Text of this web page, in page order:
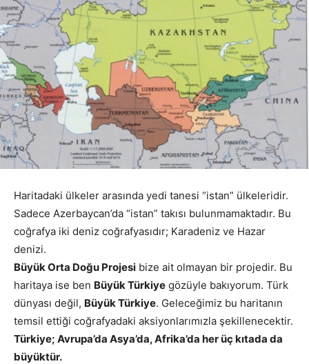
Haritadaki ülkeler arasında yedi tanesi “istan” ülkeleridir.
Sadece Azerbaycan’da “istan” takısı bulunmamaktadır. Bu
coğrafya iki deniz coğrafyasıdır; Karadeniz ve Hazar
denizi.
Büyük Orta Doğu Projesi bize ait olmayan bir projedir. Bu
haritaya ise ben Büyük Türkiye gözüyle bakıyorum. Türk
dünyası değil, Büyük Türkiye. Geleceğimiz bu haritanın
temsil ettiği coğrafyadaki aksiyonlarımızla şekillenecektir.
Türkiye; Avrupa’da Asya’da, Afrika’da her üç kıtada da
büyüktür.